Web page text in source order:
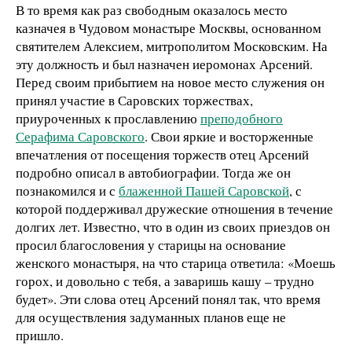
В то время как раз свободным оказалось место
казначея в Чудовом монастыре Москвы, основанном
святителем Алексием, митрополитом Московским. На
эту должность и был назначен иеромонах Арсений.
Перед своим прибытием на новое место служения он
принял участие в Саровских торжествах,
приуроченных к прославлению преподобного
Серафима Саровского. Свои яркие и восторженные
впечатления от посещения торжеств отец Арсений
подробно описал в автобиографии. Тогда же он
познакомился и с блаженной Пашей Саровской, с
которой поддерживал дружеские отношения в течение
долгих лет. Известно, что в один из своих приездов он
просил благословения у старицы на основание
женского монастыря, на что старица ответила: «Моешь
горох, и довольно с тебя, а заваришь кашу – трудно
будет». Эти слова отец Арсений понял так, что время
для осуществления задуманных планов еще не
пришло.